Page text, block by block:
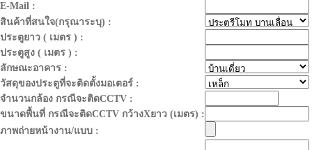
E-Mail :
สินค้าที่สนใจ(กรุณาระบุ) :
ประตูยาว ( เมตร ) :
ประตูสูง ( เมตร ) :
ลักษณะอาคาร :
วัสดุของประตูที่จะติดตั้งมอเตอร์ :
จำนวนกล้อง กรณีจะติดCCTV :
ขนาดพื้นที่ กรณีจะติดCCTV กว้างXยาว (เมตร) :
ภาพถ่ายหน้างาน/แบบ :